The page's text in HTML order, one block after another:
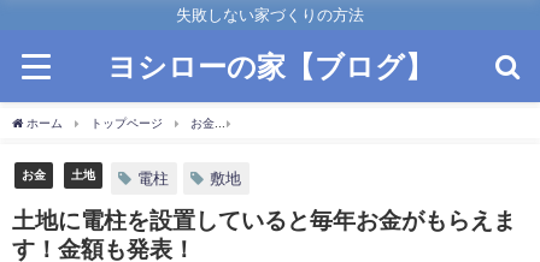
失敗しない家づくりの方法
ヨシローの家【ブログ】
ホーム トップページ お金
お金 土地 電柱 敷地
土地に電柱を設置していると毎年お金がもらえま
す！金額も発表！